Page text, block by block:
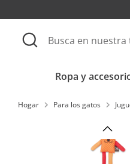
al
contenido
Buscar
Busca
en
Ropa y
Hogar Para los gatos